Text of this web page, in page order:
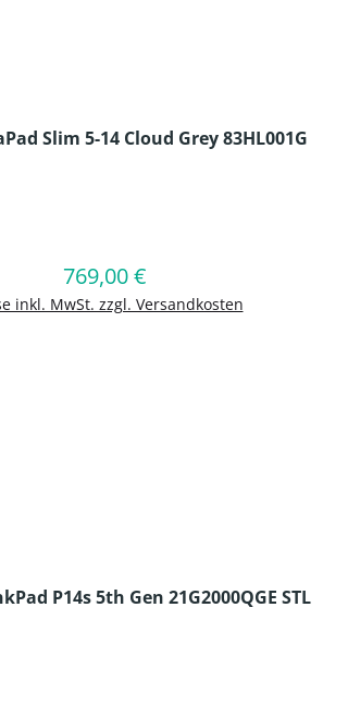
Slim 5-14 Cloud Grey 83HL001G
Regulärer Preis:
769,00 €
inkl. MwSt. zzgl. Versandkosten
In den Warenkorb
P14s 5th Gen 21G2000QGE STL